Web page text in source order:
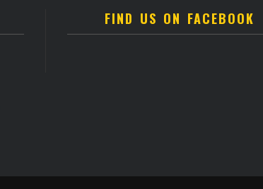
FIND US ON FACEBOOK